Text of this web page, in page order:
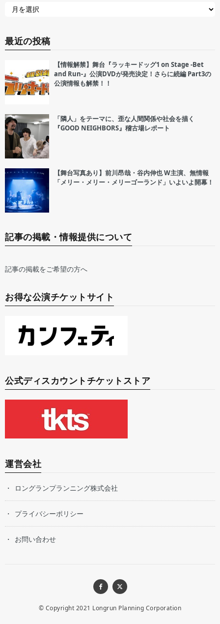
最近の投稿
【情報解禁】舞台『ラッキードッグ1 on Stage -Bet
and Run-』公演DVDが発売決定！さらに続編 Part3の
公演情報も解禁！！
「隣人」をテーマに、歪な人間関係や社会を描く
『GOOD NEIGHBORS』稽古場レポート
【舞台写真あり】前川昂哉・谷内伸也 W主演、無情報
「メリー・メリー・メリーゴーランド」いよいよ開幕！
記事の掲載・情報提供について
記事の掲載をご希望の方へ
お得な公演チケットサイト
公式ディスカウントチケットストア
運営会社
ロングランプランニング株式会社
プライバシーポリシー
お問い合わせ
© Copyright 2021 Longrun Planning Corporation